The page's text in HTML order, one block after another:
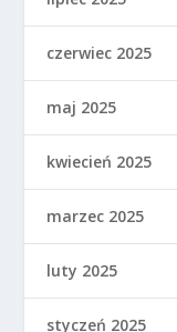
czerwiec 2025
maj 2025
kwiecień 2025
marzec 2025
luty 2025
styczeń 2025